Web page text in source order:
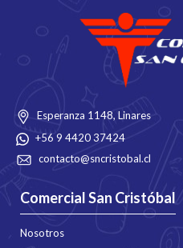
Esperanza 1148, Linares
+56 9 4420 37424
contacto@sncristobal.cl
Comercial San Cristóbal
Nosotros